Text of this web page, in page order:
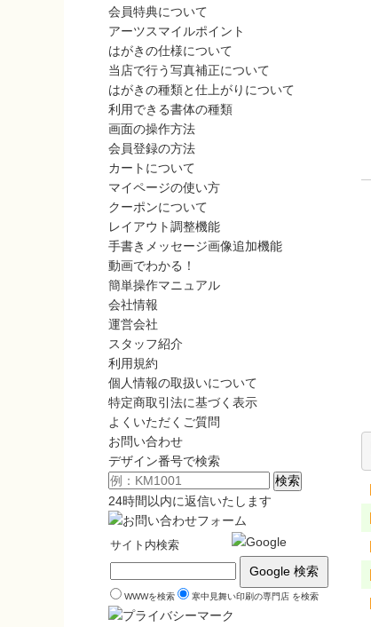
会員特典について
アーツスマイルポイント
はがきの仕様について
当店で行う写真補正について
はがきの種類と仕上がりについて
利用できる書体の種類
画面の操作方法
会員登録の方法
カートについて
マイページの使い方
クーポンについて
レイアウト調整機能
手書きメッセージ画像追加機能
動画でわかる！
簡単操作マニュアル
会社情報
運営会社
スタッフ紹介
利用規約
個人情報の取扱いについて
特定商取引法に基づく表示
よくいただくご質問
お問い合わせ
デザイン番号で検索
24時間以内に返信いたします
サイト内検索
WWWを検索 寒中見舞い印刷の専門店 を検索